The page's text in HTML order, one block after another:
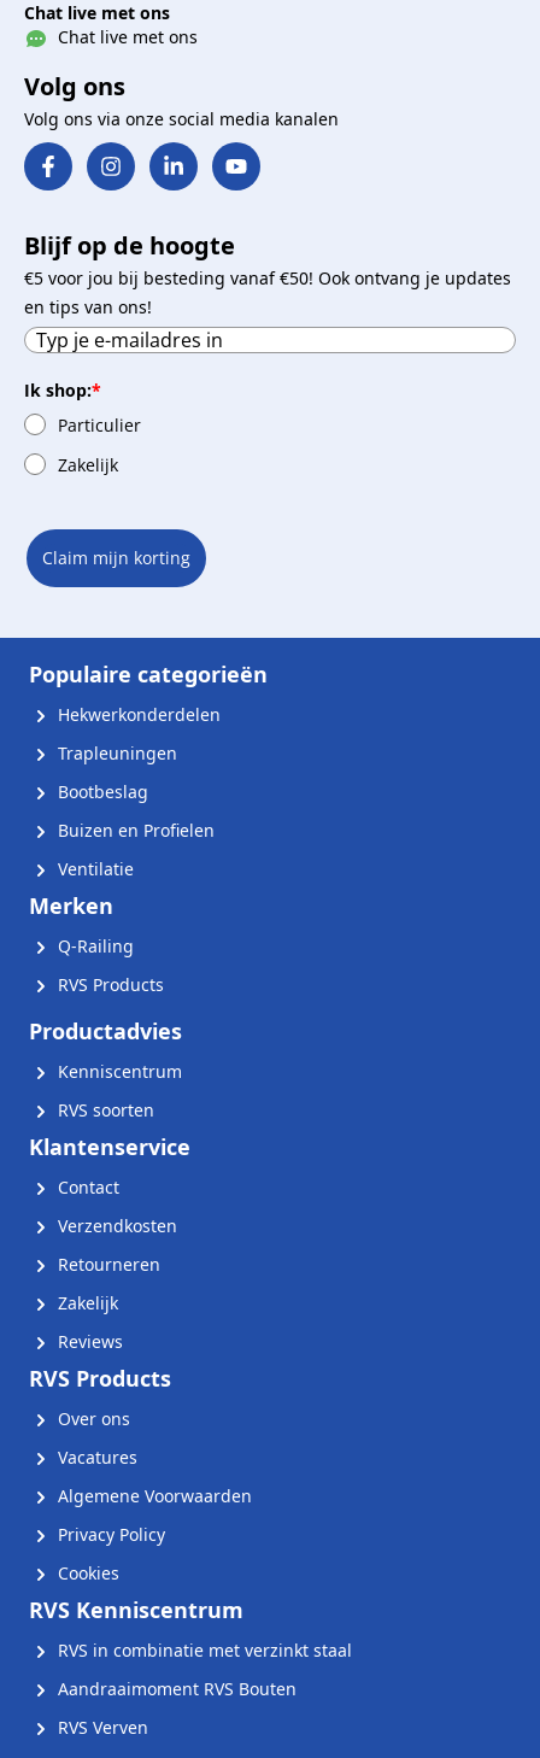
Chat live met ons
Chat live met ons
Volg ons
Volg ons via onze social media kanalen
Blijf op de hoogte
€5 voor jou bij besteding vanaf €50! Ook ontvang je updates
en tips van ons!
Ik shop:*
Particulier
Zakelijk
Claim mijn korting
Populaire categorieën
Hekwerkonderdelen
Trapleuningen
Bootbeslag
Buizen en Profielen
Ventilatie
Merken
Q-Railing
RVS Products
Productadvies
Kenniscentrum
RVS soorten
Klantenservice
Contact
Verzendkosten
Retourneren
Zakelijk
Reviews
RVS Products
Over ons
Vacatures
Algemene Voorwaarden
Privacy Policy
Cookies
RVS Kenniscentrum
RVS in combinatie met verzinkt staal
Aandraaimoment RVS Bouten
RVS Verven